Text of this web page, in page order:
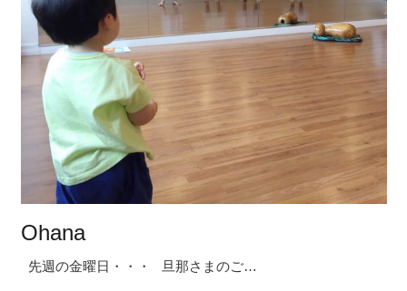
Ohana
先週の金曜日・・・ 旦那さまのご…